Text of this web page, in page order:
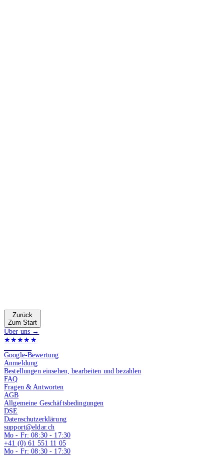
Zurück
Zum Start
Über uns →
★★★★★
Google-Bewertung
Anmeldung
Bestellungen einsehen, bearbeiten und bezahlen
FAQ
Fragen & Antworten
AGB
Allgemeine Geschäftsbedingungen
DSE
Datenschutzerklärung
support@eldar.ch
Mo - Fr: 08:30 - 17:30
+41 (0) 61 551 11 05
Mo - Fr: 08:30 - 17:30